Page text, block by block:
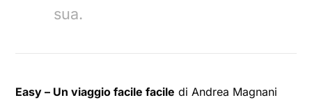
sua.
Easy – Un viaggio facile facile di Andrea Magnani